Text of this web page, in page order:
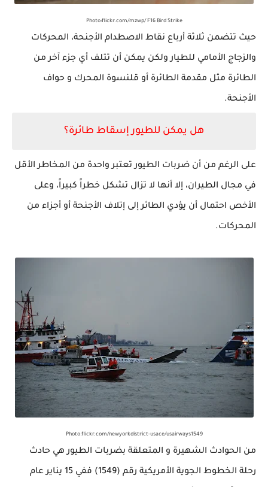
Photo:flickr.com/mzwp/ F16 Bird Strike
حيث تتضمن ثلاثة أرباع نقاط الاصطدام الأجنحة، المحركات
والزجاج الأمامي للطيار ولكن يمكن أن تتلف أي جزء آخرمن
الطائرة مثل مقدمة الطائرة أو قلنسوة المحرك و حواف
الأجنحة.
هل يمكن للطيورإسقاط طائرة؟
على الرغم من أن ضربات الطيور تعتبر واحدة من المخاطر الأقل
في مجال الطيران، إلا أنها لا تزال تشكل خطراً كبيراً، وعلى
الأخص احتمال أن يؤدي الطائر إلى إتلاف الأجنحة أو أجزاء من
المحركات.
Photo:flickr.com/newyorkdistrict-usace/usairways1549
من الحوادث الشهيرة و المتعلقة بضربات الطيور هي حادث
رحلة الخطوط الجوية الأمريكية رقم (1549) ففي 15 يناير عام